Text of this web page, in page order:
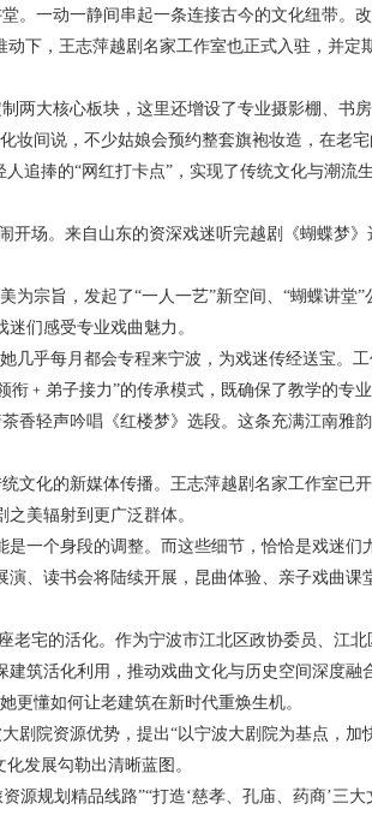
。一动一静间串起一条连接古今的文化纽带。
动下，王志萍越剧名家工作室也正式入驻，并定
两大核心板块，这里还增设了专业摄影棚、书
妆间说，不少姑娘会预约整套旗袍妆造，在老
追捧的“网红打卡点”，实现了传统文化与潮流
开场。来自山东的资深戏迷听完越剧《蝴蝶梦
为宗旨，发起了“一人一艺”新空间、“蝴蝶讲堂”
们感受专业戏曲魅力。
几乎每月都会专程来宁波，为戏迷传经送宝。
﹢弟子接力”的传承模式，既确保了教学的专
香轻声吟唱《红楼梦》选段。这条充满江南雅
文化的新媒体传播。王志萍越剧名家工作室已
之美辐射到更广泛群体。
一个身段的调整。而这些细节，恰恰是戏迷
演、读书会将陆续开展，昆曲体验、亲子戏曲课
老宅的活化。作为宁波市江北区政协委员、江
筑活化利用，推动戏曲文化与历史空间深度
更懂如何让老建筑在新时代重焕生机。
剧院资源优势，提出“以宁波大剧院为基点，加
发展勾勒出清晰蓝图。
源规划精品线路”“打造‘慈孝、孔庙、药商’三大